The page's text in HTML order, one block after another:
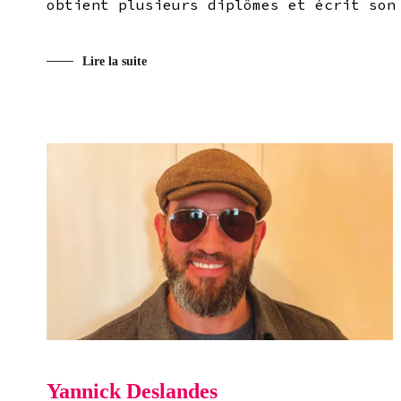
obtient plusieurs diplômes et écrit son
Lire la suite
Yannick Deslandes